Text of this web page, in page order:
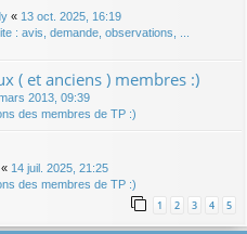
« 13 oct. 2025, 16:19
: avis, demande, observations, ...
( et anciens ) membres :)
2013, 09:39
des membres de TP :)
« 14 juil. 2025, 21:25
des membres de TP :)
1 2 3 4 5